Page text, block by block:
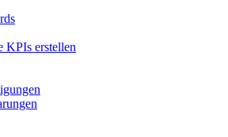
KPIs erstellen